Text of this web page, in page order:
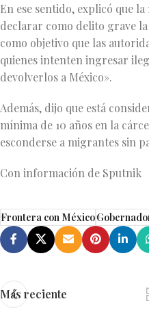
En ese sentido, explicó que
declarar como delito grave
como objetivo que las
quienes intenten ingresar
devolverlos a México».
Además, dijo que está
mínima de 10 años en la
esconderse a migrantes sin
Con información de Sputnik
Frontera con México
Más reciente